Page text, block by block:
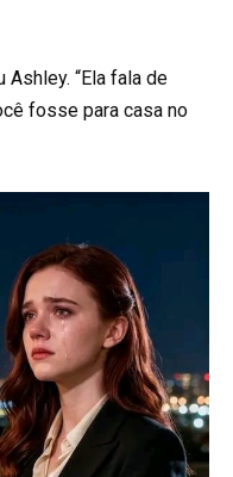
Ashley. “Ela fala de
fosse para casa no